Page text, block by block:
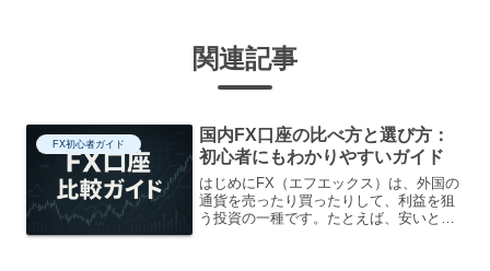
関連記事
FX初心者ガイド
国内FX口座の比べ方と選び方：
初心者にもわかりやすいガイド
はじめにFX（エフエックス）は、外国の
通貨を売ったり買ったりして、利益を狙
う投資の一種です。たとえば、安いとき